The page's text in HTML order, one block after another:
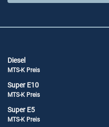
Diesel
MTS-K Preis
Super E10
MTS-K Preis
Super E5
MTS-K Preis